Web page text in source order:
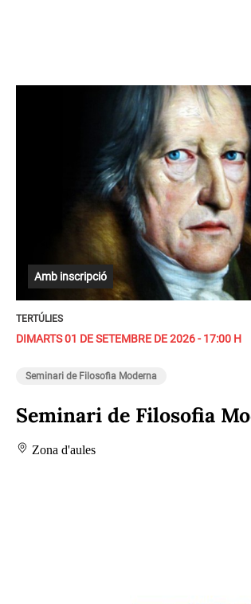
Amb inscripció
TERTÚLIES
DIMARTS 01 DE SETEMBRE DE 2026 - 17:00 H
Seminari de Filosofia Moderna
Seminari de Filosofia
Zona d'aules